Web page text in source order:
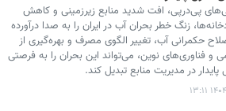
پی‌درپی، افت شدید منابع زیرزمینی و کاهش
زنگ خطر بحران آب در ایران را به صدا درآورده‌
حکمرانی آب، تغییر الگوی مصرف و بهره‌گیری از
و فناوری‌های نوین، می‌تواند این بحران را به فرصتی
پایدار در مدیریت منابع تبدیل کند.
۱۳:۱۱